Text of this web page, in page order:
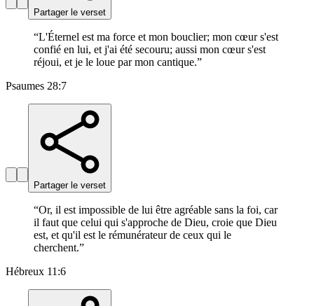
Partager le verset
“L'Éternel est ma force et mon bouclier; mon cœur s'est
confié en lui, et j'ai été secouru; aussi mon cœur s'est
réjoui, et je le loue par mon cantique.”
Psaumes 28:7
Partager le verset
“Or, il est impossible de lui être agréable sans la foi, car
il faut que celui qui s'approche de Dieu, croie que Dieu
est, et qu'il est le rémunérateur de ceux qui le
cherchent.”
Hébreux 11:6